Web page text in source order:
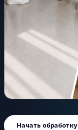
Начать обработку